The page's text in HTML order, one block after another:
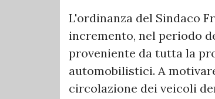
L'ordinanza del Sindaco
incremento, nel periodo
proveniente da tutta la
automobilistici. A
circolazione dei veicoli